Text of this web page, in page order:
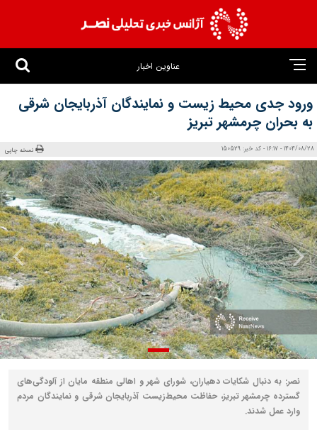
عناوین اخبار
ورود جدی محیط‌ زیست و نمایندگان آذربایجان شرقی
به بحران چرمشهر تبریز
1404/08/28 - 16:17 - کد خبر: 150529 نسخه چاپی
نصر: به‌ دنبال شکایات دهیاران، شورای شهر و اهالی منطقه مایان از آلودگی‌های
گسترده چرمشهر تبریز، حفاظت محیط‌زیست آذربایجان شرقی و نمایندگان مردم
وارد عمل شدند.